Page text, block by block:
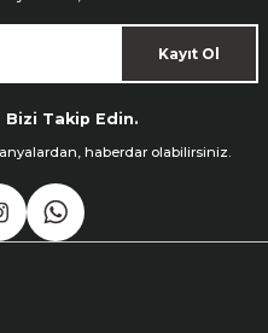
Kayıt Ol
Takip Edin.
haberdar olabilirsiniz.